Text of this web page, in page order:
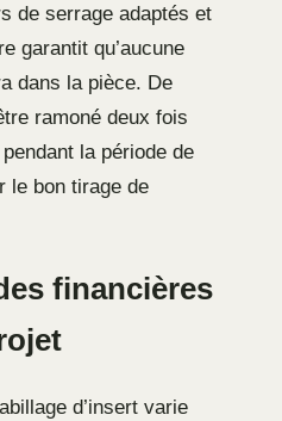
de serrage adaptés et
garantit qu’aucune
dans la pièce. De
ramoné deux fois
la période de
le bon tirage de
financières
d’insert varie